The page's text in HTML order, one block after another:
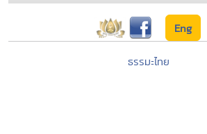
Eng
ธรรมะไทย